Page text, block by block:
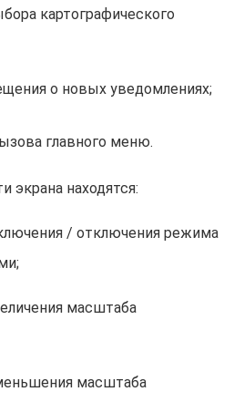
картографического
о новых уведомлениях;
главного меню.
экрана находятся:
/ отключения режима
масштаба
масштаба